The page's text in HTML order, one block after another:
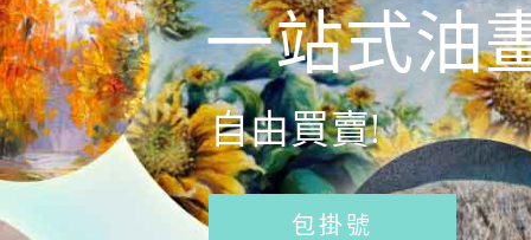
一站式油
自由買賣!
包掛號